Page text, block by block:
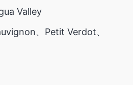
Valley
、Petit Verdot、